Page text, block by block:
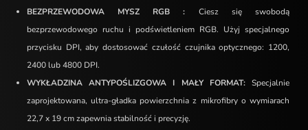
BEZPRZEWODOWA MYSZ RGB : Ciesz się swobodą
bezprzewodowego ruchu i podświetleniem RGB. Użyj specjalnego
przycisku DPI, aby dostosować czułość czujnika optycznego: 1200,
2400 lub 4800 DPI.
WYKŁADZINA ANTYPOŚLIZGOWA I MAŁY FORMAT:Specjalnie
zaprojektowana, ultra-gładka powierzchnia z mikrofibry o wymiarach
22,7 x 19 cm zapewnia stabilność i precyzję.